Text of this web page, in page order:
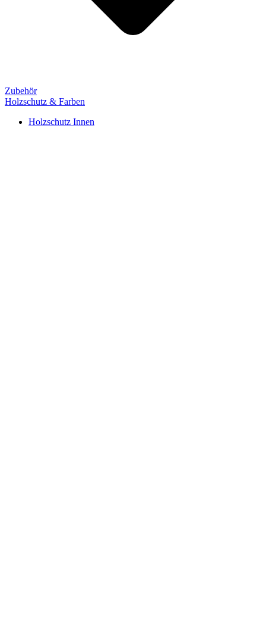
Zubehör
Holzschutz & Farben
Holzschutz Innen